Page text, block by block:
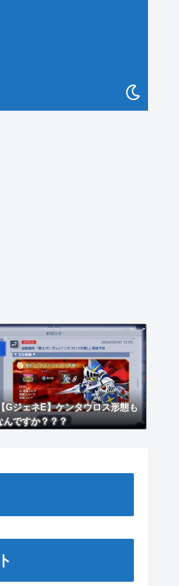
GジェネE】ケンタウロス形態も
んですか？？？